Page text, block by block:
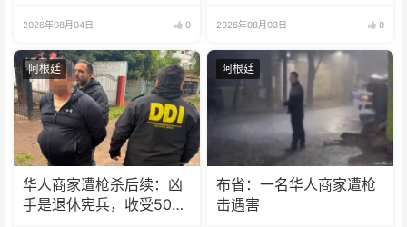
2026年08月04日 0 2026年08月03日 0
阿根廷
华人商家遭枪杀后续：凶
手是退休宪兵，收受5000
阿根廷
布省：一名华人商家遭枪
击遇害